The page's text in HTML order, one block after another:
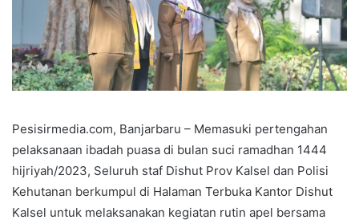
Pesisirmedia.com, Banjarbaru – Memasuki pertengahan
pelaksanaan ibadah puasa di bulan suci ramadhan 1444
hijriyah/2023, Seluruh staf Dishut Prov Kalsel dan Polisi
Kehutanan berkumpul di Halaman Terbuka Kantor Dishut
Kalsel untuk melaksanakan kegiatan rutin apel bersama